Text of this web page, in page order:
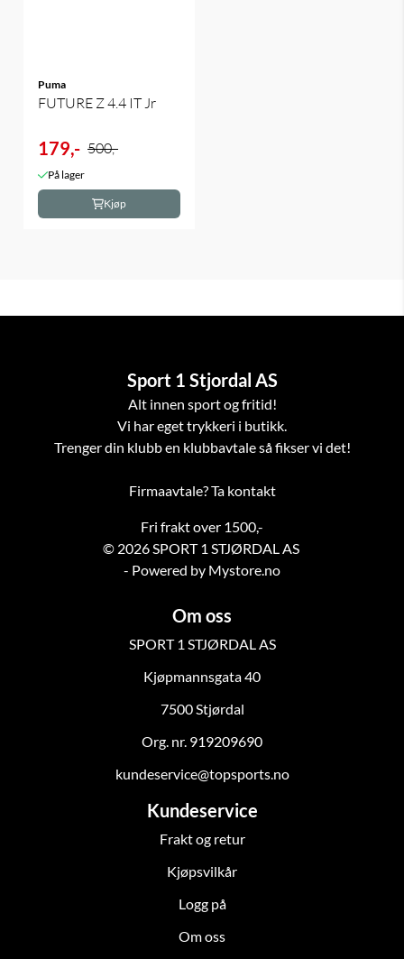
Puma
FUTURE Z 4.4 IT Jr
179,- 500,-
På lager
Kjøp
Sport 1 Stjordal AS
Alt innen sport og fritid!
Vi har eget trykkeri i butikk.
Trenger din klubb en klubbavtale så fikser vi det!
Firmaavtale? Ta kontakt
Fri frakt over 1500,-
© 2026 SPORT 1 STJØRDAL AS
- Powered by Mystore.no
Om oss
SPORT 1 STJØRDAL AS
Kjøpmannsgata 40
7500 Stjørdal
Org. nr. 919209690
kundeservice@topsports.no
Kundeservice
Frakt og retur
Kjøpsvilkår
Logg på
Om oss